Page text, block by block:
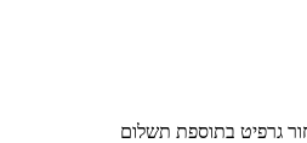
גרפיט בתוספת תשלום